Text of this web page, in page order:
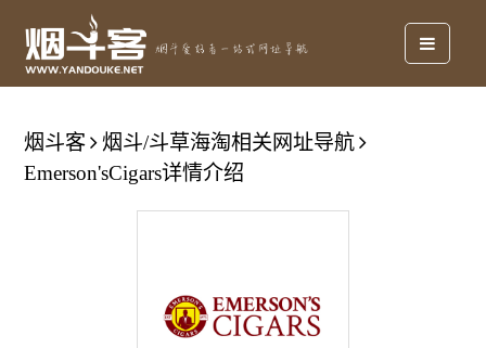
烟斗客
烟斗/斗草海淘相关网址导航
Emerson'sCigars详情介绍